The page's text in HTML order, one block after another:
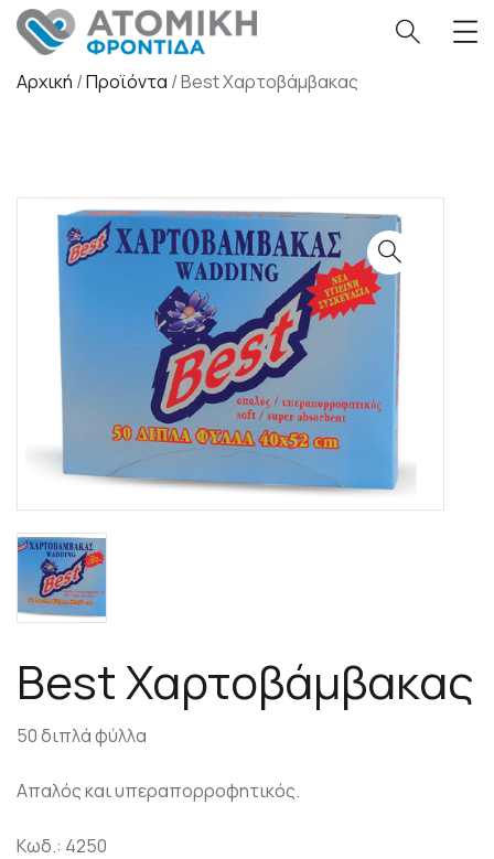
Αρχική /Προϊόντα /Best Χαρτοβάμβακας
Best Χαρτοβάμβακας
50 διπλά φύλλα
Απαλός και υπεραπορροφητικός.
Kωδ.: 4250